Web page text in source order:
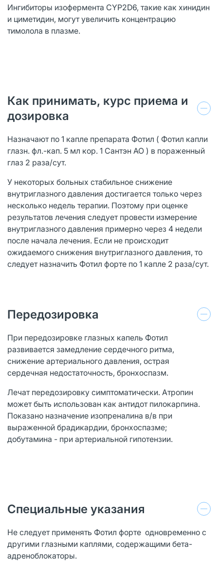
Ингибиторы изофермента CYP2D6, такие как хинидин
и циметидин, могут увеличить концентрацию
тимолола в плазме.
Как принимать, курс приема и
дозировка
Назначают по 1 капле препарата Фотил ( Фотил капли
глазн. фл.-кап. 5 мл кор. 1 Сантэн АО ) в пораженный
глаз 2 раза/сут.
У некоторых больных стабильное снижение
внутриглазного давления достигается только через
несколько недель терапии. Поэтому при оценке
результатов лечения следует провести измерение
внутриглазного давления примерно через 4 недели
после начала лечения. Если не происходит
ожидаемого снижения внутриглазного давления, то
следует назначить Фотил форте по 1 капле 2 раза/сут.
Передозировка
При передозировке глазных капель Фотил
развивается замедление сердечного ритма,
снижение артериального давления, острая
сердечная недостаточность, бронхоспазм.
Лечат передозировку симптоматически. Атропин
может быть использован как антидот пилокарпина.
Показано назначение изопреналина в/в при
выраженной брадикардии, бронхоспазме;
добутамина - при артериальной гипотензии.
Специальные указания
Не следует применять Фотил форте одновременно с
другими глазными каплями, содержащими бета-
адреноблокаторы.